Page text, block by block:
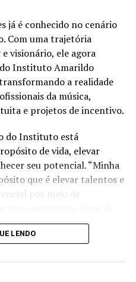
já é conhecido no cenário
Com uma trajetória
visionário, ele agora
do Instituto Amarildo
a realidade
da música,
e projetos de incentivo.
do Instituto está
de vida, elevar
seu potencial. “Minha
que é elevar talentos e
por meio de
para aqueles que desejam
LENDO